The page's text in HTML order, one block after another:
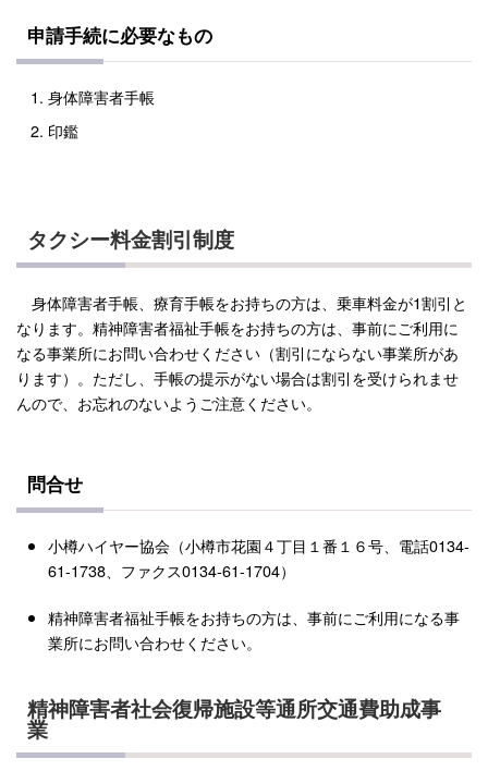
申請手続に必要なもの
身体障害者手帳
印鑑
タクシー料金割引制度
身体障害者手帳、療育手帳をお持ちの方は、乗車料金が1割引と
なります。精神障害者福祉手帳をお持ちの方は、事前にご利用に
なる事業所にお問い合わせください（割引にならない事業所があ
ります）。ただし、手帳の提示がない場合は割引を受けられませ
んので、お忘れのないようご注意ください。
問合せ
小樽ハイヤー協会（小樽市花園４丁目１番１６号、電話0134-
61-1738、ファクス0134-61-1704）
精神障害者福祉手帳をお持ちの方は、事前にご利用になる事
業所にお問い合わせください。
精神障害者社会復帰施設等通所交通費助成事
業